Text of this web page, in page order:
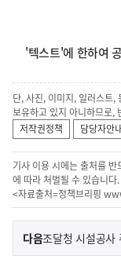
'텍스트'에 한하여
단, 사진, 이미지, 일러스트,
보유하고 있지 아니하므로,
저작권정책
담당자안
기사 이용 시에는 출처를
에 따라 처벌될 수 있습니다.
<자료출처=정책브리핑
이
전
다음기
사
조달청 시설공